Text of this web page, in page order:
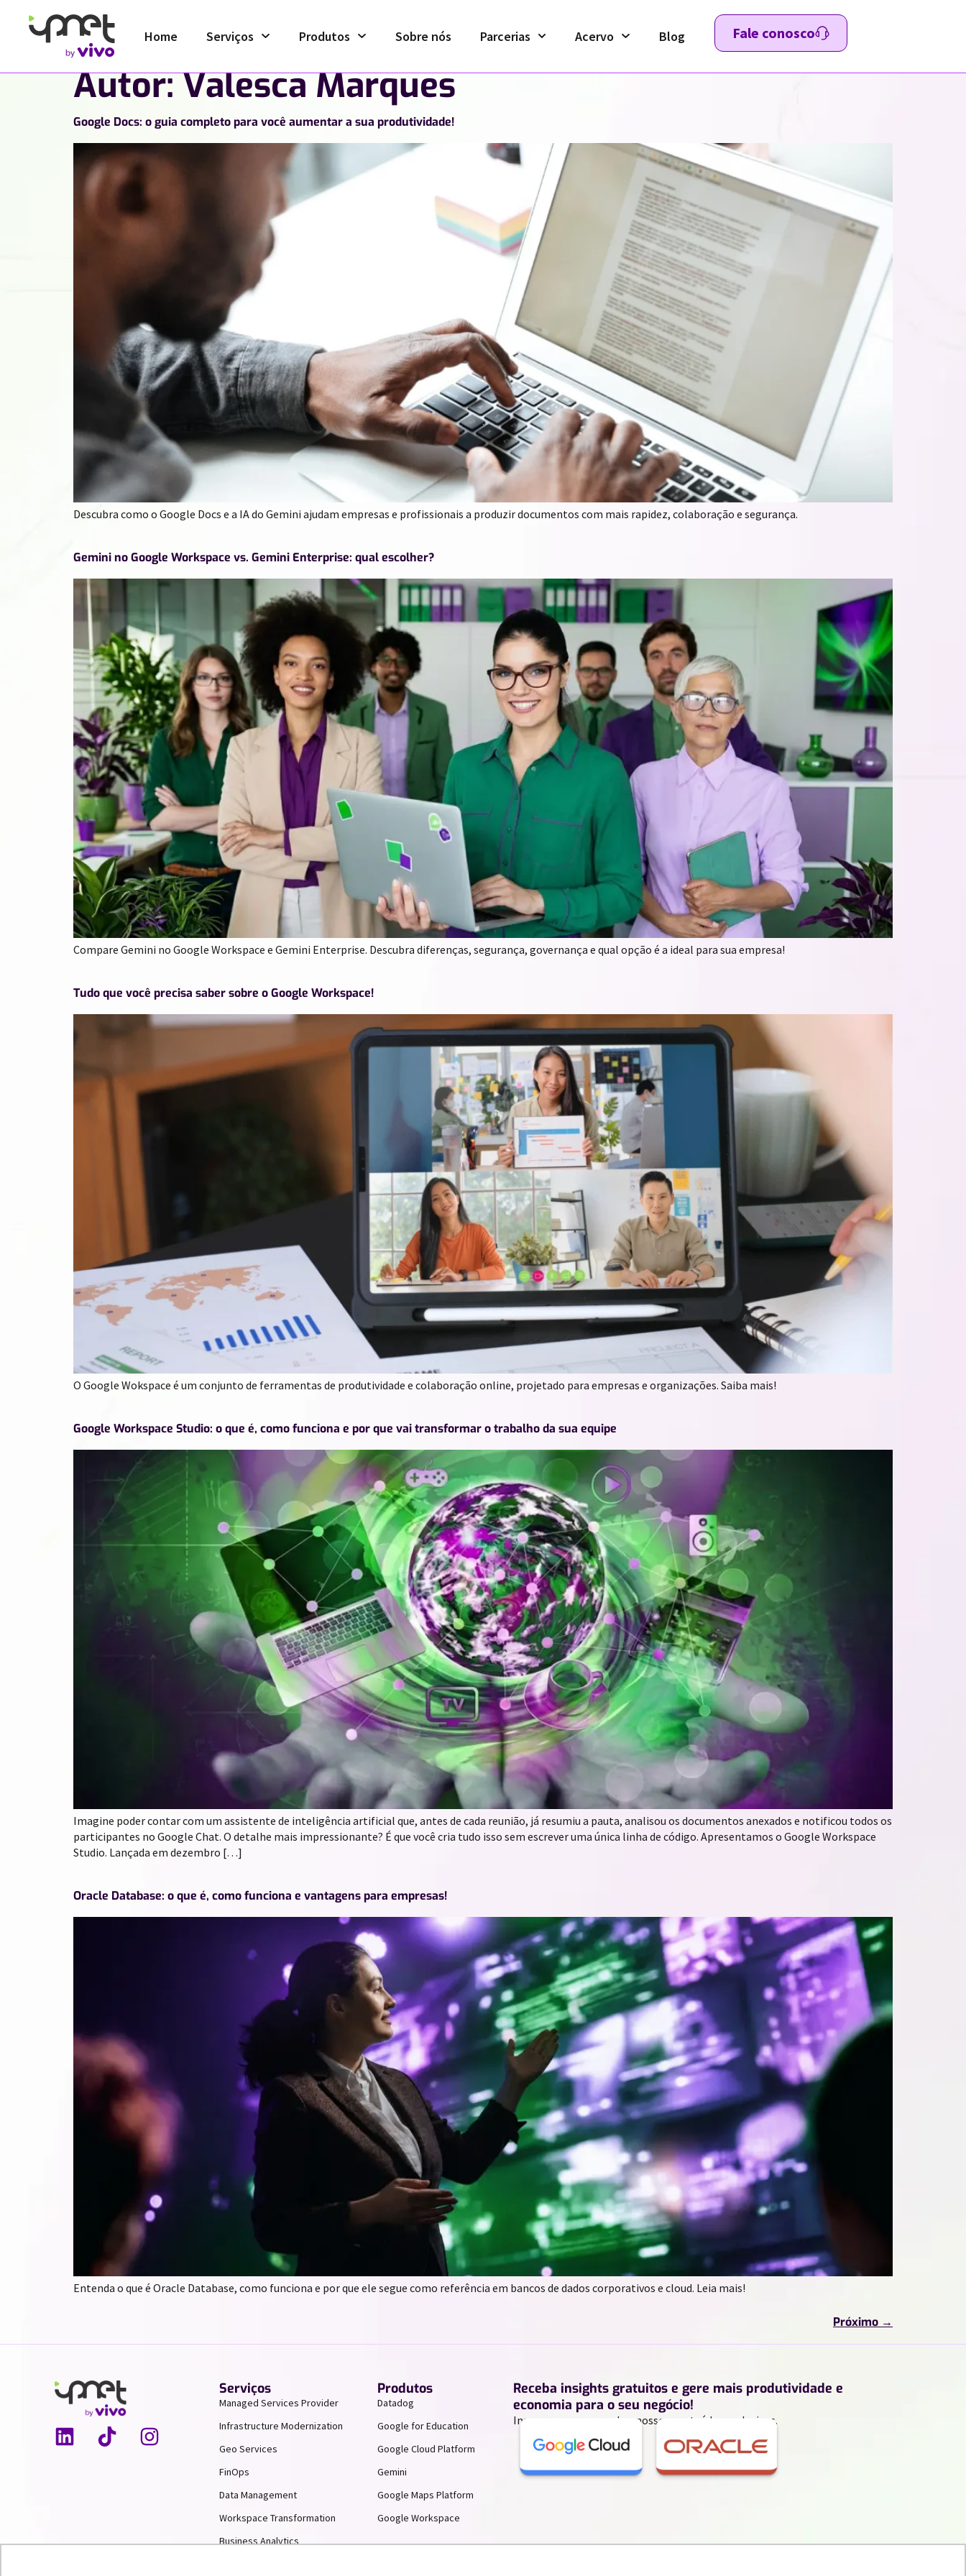
Home Serviços Produtos Sobre nós Parcerias Acervo Blog Fale conosco
Autor:Valesca Marques
Google Docs: o guia completo para você aumentar a sua produtividade!
Descubra como o Google Docs e a IA do Gemini ajudam empresas e profissionais a produzir documentos com mais rapidez, colaboração e segurança.
Gemini no Google Workspace vs. Gemini Enterprise: qual escolher?
Compare Gemini no Google Workspace e Gemini Enterprise. Descubra diferenças, segurança, governança e qual opção é a ideal para sua empresa!
Tudo que você precisa saber sobre o Google Workspace!
O Google Wokspace é um conjunto de ferramentas de produtividade e colaboração online, projetado para empresas e organizações. Saiba mais!
Google Workspace Studio: o que é, como funciona e por que vai transformar o trabalho da sua equipe
Imagine poder contar com um assistente de inteligência artificial que, antes de cada reunião, já resumiu a pauta, analisou os documentos anexados e notificou todos os
participantes no Google Chat. O detalhe mais impressionante? É que você cria tudo isso sem escrever uma única linha de código. Apresentamos o Google Workspace
Studio. Lançada em dezembro […]
Oracle Database: o que é, como funciona e vantagens para empresas!
Entenda o que é Oracle Database, como funciona e por que ele segue como referência em bancos de dados corporativos e cloud. Leia mais!
Próximo →
Serviços
Managed Services Provider
Infrastructure Modernization
Geo Services
FinOps
Data Management
Workspace Transformation
Business Analytics
Produtos
Datadog
Google for Education
Google Cloud Platform
Gemini
Google Maps Platform
Google Workspace
Receba insights gratuitos e gere mais produtividade e
economia para o seu negócio!
Inscreva-se para receber nossos conteúdos exclusivos.